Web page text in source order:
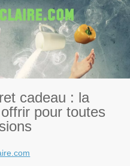
cadeau : la
pour toutes